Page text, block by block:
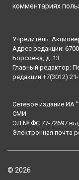
комментариях
Учредитель:
Адрес редакции:
Борсоева, д. 13
Главный редактор:
редакции:+7(3012)
Сетевое издание ИА
СМИ
ЭЛ № ФС 77-72697
Электронная почта
© 2026